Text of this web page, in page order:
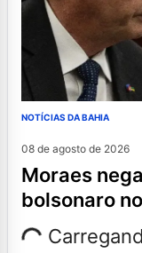
NOTÍCIAS DA BAHIA
08 de agosto de 2026
moraes nega visita dos filhos a
bolsonaro